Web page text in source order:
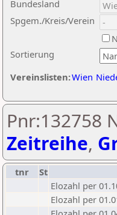
Sortierung
Bundesland
Spgem./Kreis/Verein
Vereinslisten:Wien
Pnr:132758
Zeitreihe,
tnr St
Elozahl per
Elozahl per